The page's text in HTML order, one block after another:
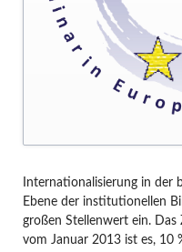
Internationalisierung in der
Ebene der institutionellen
großen Stellenwert ein. Das
vom Januar 2013 ist es, 10